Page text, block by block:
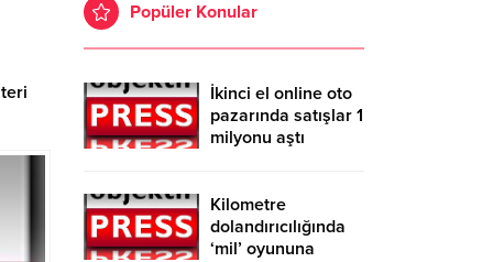
Popüler Konular
İkinci el online oto
pazarında satışlar 1
milyonu aştı
Kilometre
dolandırıcılığında
‘mil’ oyununa